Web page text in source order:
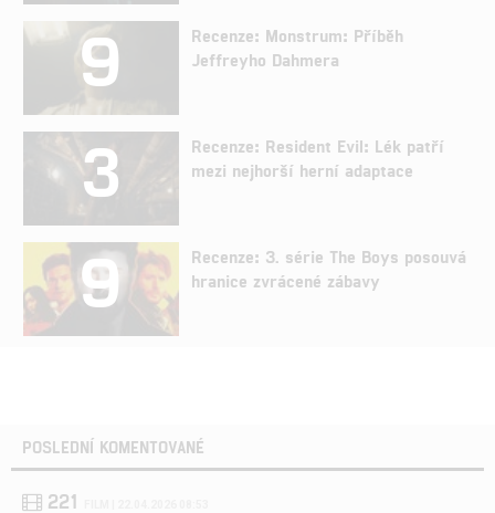
9
Recenze: Monstrum: Příběh
Jeffreyho Dahmera
3
Recenze: Resident Evil: Lék patří
mezi nejhorší herní adaptace
9
Recenze: 3. série The Boys posouvá
hranice zvrácené zábavy
POSLEDNÍ KOMENTOVANÉ
221